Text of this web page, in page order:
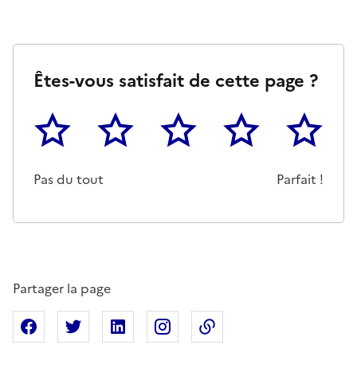
Êtes-vous satisfait de cette page ?
1
Pas du tout
2 3 4 5
Parfait !
Partager la page
Partager sur Facebook
Partager sur XPartager sur Linkedin
Partager sur Instagram